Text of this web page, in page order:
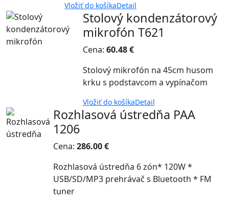
Vložiť do košíkaDetail
Stolový kondenzátorový
mikrofón T621
Cena: 60.48 €
Stolový mikrofón na 45cm husom
krku s podstavcom a vypínačom
Vložiť do košíkaDetail
Rozhlasová ústredňa PAA
1206
Cena: 286.00 €
Rozhlasová ústredňa 6 zón* 120W *
USB/SD/MP3 prehrávač s Bluetooth * FM
tuner